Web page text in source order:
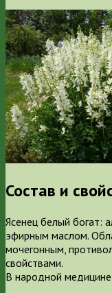
Состав и
Ясенец белый богат:
эфирным маслом.
мочегонным,
свойствами.
В народной